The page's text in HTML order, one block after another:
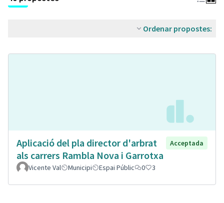
Ordenar propostes:
Aplicació del pla director d'arbrat
als carrers Rambla Nova i Garrotxa
Acceptada
Vicente Val Municipi Espai Públic 0 3